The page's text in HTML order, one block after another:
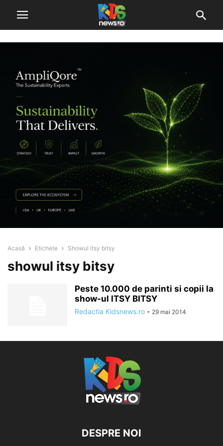
Acasă Etichete Showul itsy bitsy
showul itsy bitsy
Peste 10.000 de parinti si copii la
show-ul ITSY BITSY
Redactia Kidsnews.ro - 29 mai 2014
DESPRE NOI